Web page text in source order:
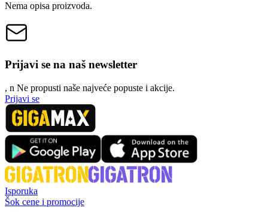
Nema opisa proizvoda.
Prijavi se na naš newsletter
, n Ne propusti naše najveće popuste i akcije.
Prijavi se
Isporuka
Šok cene i promocije